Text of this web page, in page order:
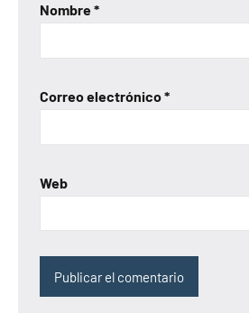
Nombre*
Correo electrónico*
Web